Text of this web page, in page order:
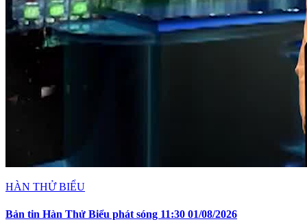
HÀN THỬ BIỂU
Bản tin Hàn Thử Biểu phát sóng 11:30 01/08/2026